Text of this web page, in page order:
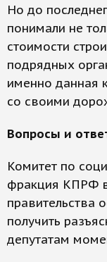
Но до
понимали не
стоимости
подрядных
именно данная
со своими
Вопросы и
Комитет по
фракция КПРФ
правительства
получить
депутатам